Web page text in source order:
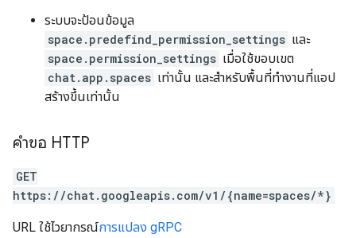
ระบบจะป้อนข้อมูล
space.predefind_permission_settings และ
space.permission_settings เมื่อใช้ขอบเขต
chat.app.spaces เท่านั้น และสำหรับพื้นที่ทำงานที่แอป
สร้างขึ้นเท่านั้น
คำขอ HTTP
GET
https://chat.googleapis.com/v1/{name=spaces/*}
URL ใช้ไวยากรณ์การแปลง gRPC